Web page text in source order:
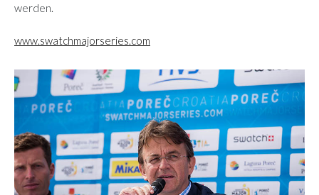
werden.
www.swatchmajorseries.com